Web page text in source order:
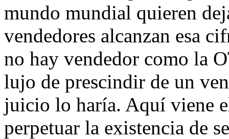
mundo mundial quieren
vendedores alcanzan esa
no hay vendedor como la
lujo de prescindir de un
juicio lo haría. Aquí viene
perpetuar la existencia de